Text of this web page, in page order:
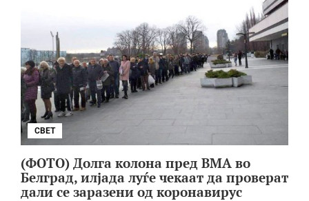
СВЕТ
(ФОТО) Долга колона пред ВМА во
Белград, илјада луѓе чекаат да проверат
дали се заразени од коронавирус